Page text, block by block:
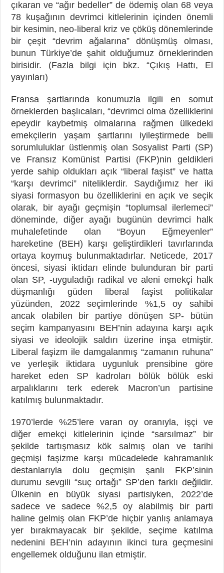
çıkaran ve “ağır bedeller” de ödemiş olan 68 veya
78 kuşağının devrimci kitlelerinin içinden önemli
bir kesimin, neo-liberal kriz ve çöküş dönemlerinde
bir çeşit “devrim ağalarına” dönüşmüş olması,
bunun Türkiye’de şahit olduğumuz örneklerinden
birisidir. (Fazla bilgi için bkz. “Çıkış Hattı, El
yayınları)
Fransa şartlarında konumuzla ilgili en somut
örneklerden başlıcaları, “devrimci olma özelliklerini
epeydir kaybetmiş olmalarına rağmen ülkedeki
emekçilerin yaşam şartlarını iyileştirmede belli
sorumluluklar üstlenmiş olan Sosyalist Parti (SP)
ve Fransız Komünist Partisi (FKP)nin geldikleri
yerde sahip oldukları açık “liberal faşist” ve hatta
“karşı devrimci” niteliklerdir. Saydığımız her iki
siyasi formasyon bu özelliklerini en açık ve seçik
olarak, bir ayağı geçmişin “toplumsal ilerlemeci”
döneminde, diğer ayağı bugünün devrimci halk
muhalefetinde olan “Boyun Eğmeyenler”
hareketine (BEH) karşı geliştirdikleri tavırlarında
ortaya koymuş bulunmaktadırlar. Neticede, 2017
öncesi, siyasi iktidarı elinde bulunduran bir parti
olan SP, -uyguladığı radikal ve aleni emekçi halk
düşmanlığı güden liberal faşist politikalar
yüzünden, 2022 seçimlerinde %1,5 oy sahibi
ancak olabilen bir partiye dönüşen SP- bütün
seçim kampanyasını BEH’nin adayına karşı açık
siyasi ve ideolojik saldırı üzerine inşa etmiştir.
Liberal faşizm ile damgalanmış “zamanın ruhuna”
ve yerleşik iktidara uygunluk prensibine göre
hareket eden SP kadroları bölük bölük eski
arpalıklarını terk ederek Macron’un partisine
katılmış bulunmaktadır.
1970’lerde %25’lere varan oy oranıyla, işçi ve
diğer emekçi kitlelerinin içinde “sarsılmaz” bir
şekilde tartışmasız kök salmış olan ve tarihi
geçmişi faşizme karşı mücadelede kahramanlık
destanlarıyla dolu geçmişin şanlı FKP’sinin
durumu sevgili “suç ortağı” SP’den farklı değildir.
Ülkenin en büyük siyasi partisiyken, 2022’de
sadece ve sadece %2,5 oy alabilmiş bir parti
haline gelmiş olan FKP’de hiçbir yanlış anlamaya
yer bırakmayacak bir şekilde, seçime katılma
nedenini BEH’nin adayının ikinci tura geçmesini
engellemek olduğunu ilan etmiştir.